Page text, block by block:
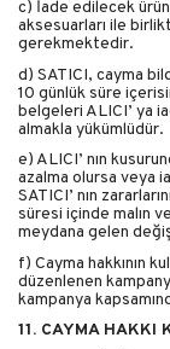
c) İade edilecek
aksesuarları ile
gerekmektedir.
d) SATICI, cayma
10 günlük süre
belgeleri ALICI’ ya
almakla yükümlüdür.
e) ALICI’ nın
azalma olursa veya
SATICI’ nın
süresi içinde malın
meydana gelen
f) Cayma hakkının
düzenlenen
kampanya
11. CAYMA HAKKI